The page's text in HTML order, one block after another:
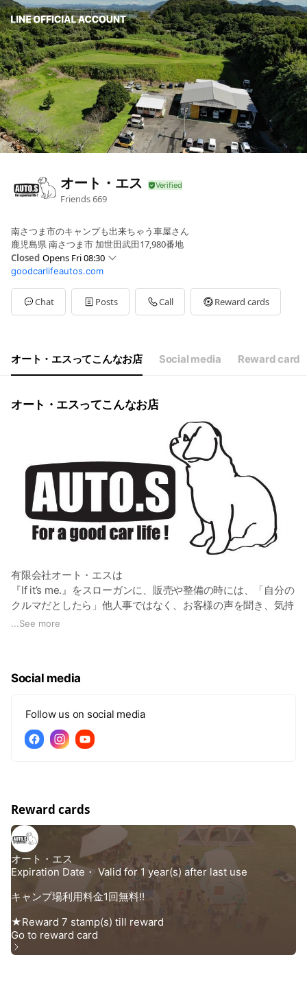
オート・エス
Friends669
南さつま市のキャンプも出来ちゃう車屋さん
鹿児島県 南さつま市 加世田武田17,980番地
Closed Opens Fri 08:30
Sun08:30 - 18:00
Mon08:30 - 18:00
Tue08:30 - 18:00
Wed08:30 - 18:00
Sat
08:30 - 18:00
定休日:第1、3、5日曜日 / 休日:お盆、正月、GWなど
goodcarlifeautos.com
Chat Posts Call Reward cards
オート・エスってこんなお店 Social media Reward card
オート・エスってこんなお店
有限会社オート・エスは
『If it’s me.』をスローガンに、販売や整備の時には、「自分の
クルマだとしたら」他人事ではなく、お客様の声を聞き、気持
ちに寄り添えることが出来る自動車販売・整備のお店を目指し
【中古車販売】では地域トップクラスの在庫車数を揃え、常に
【車検整備工場】2017年から民間車検工場として認証を得ま
【レンタカー】軽トラックをはじめ12台のレンタカーで地域に
れ準備が整いました。
【任意保険業務】
【買取・査定】
【鈑金・塗装】
【TRAVEL HOUSE南薩店】2021年1月から軽トラックキャンピ
ングカーのトラベルハウスの代理店に加盟いたしました。
...See more
Social media
Follow us on social media
Reward cards